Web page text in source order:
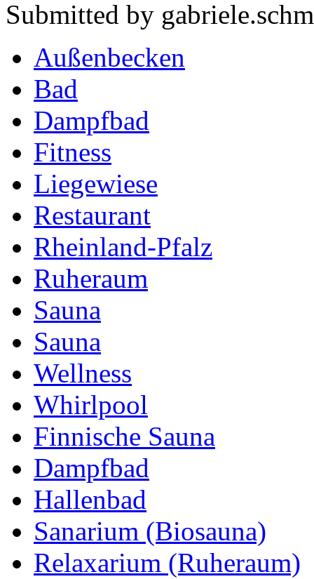
Submitted by
Außenbecken
Bad
Dampfbad
Fitness
Liegewiese
Restaurant
Rheinland-Pfalz
Ruheraum
Sauna
Sauna
Wellness
Whirlpool
Finnische Sauna
Dampfbad
Hallenbad
Sanarium (Biosauna)
Relaxarium (Ruheraum)